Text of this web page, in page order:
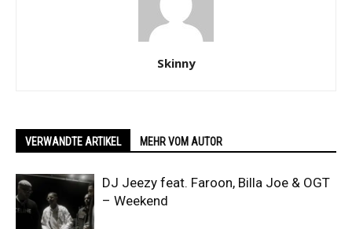
Skinny
VERWANDTE ARTIKEL MEHR VOM AUTOR
DJ Jeezy feat. Faroon, Billa Joe & OGT
– Weekend